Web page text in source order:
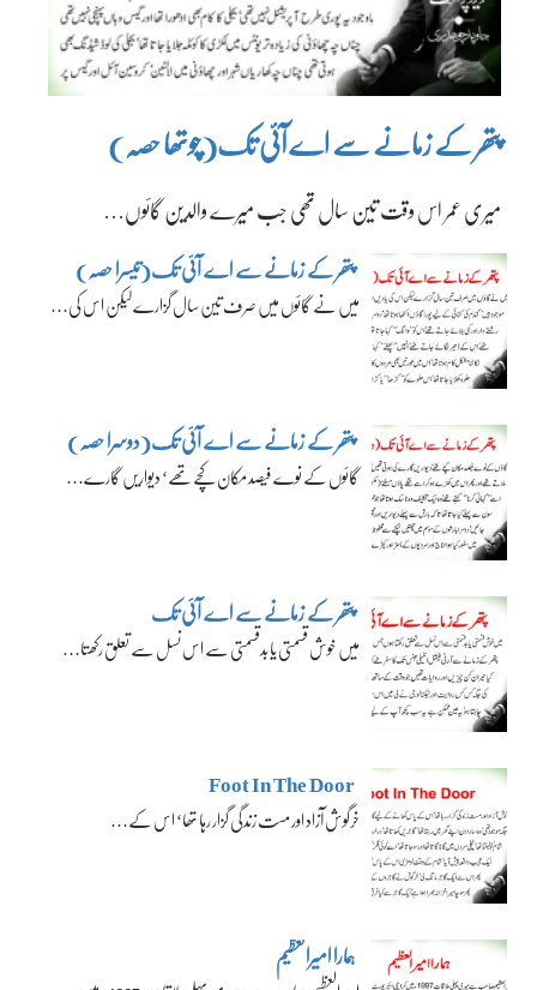
پتھر کے زمانے سے اے آئی تک(چوتھا حصہ)
میری عمر اس وقت تین سال تھی جب میرے والدین گائوں…
پتھر کے زمانے سے اے آئی تک(تیسرا حصہ)
میں نے گائوں میں صرف تین سال گزارے لیکن اس کی…
پتھر کے زمانے سے اے آئی تک(دوسرا حصہ)
گائوں کے نوے فیصد مکان کچے تھے‘ دیواریں گارے…
پتھر کے زمانے سے اے آئی تک
میں خوش قسمتی یا بدقسمتی سے اس نسل سے تعلق رکھتا…
Foot In The Door
خرگوش آزاد اور مست زندگی گزار رہا تھا‘ اس کے…
ہمارا امیرالعظیم